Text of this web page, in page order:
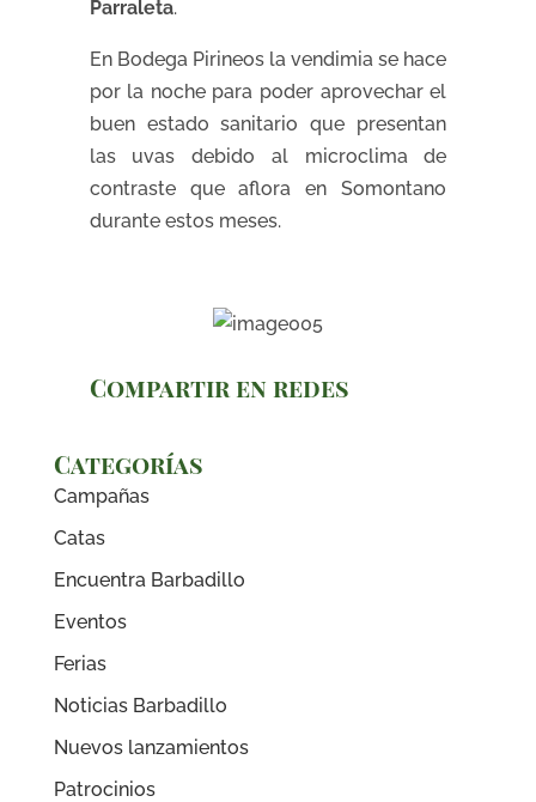
Parraleta.
En Bodega Pirineos la vendimia se hace
por la noche para poder aprovechar el
buen estado sanitario que presentan
las uvas debido al microclima de
contraste que aflora en Somontano
durante estos meses.
Compartir en redes
Categorías
Campañas
Catas
Encuentra Barbadillo
Eventos
Ferias
Noticias Barbadillo
Nuevos lanzamientos
Patrocinios